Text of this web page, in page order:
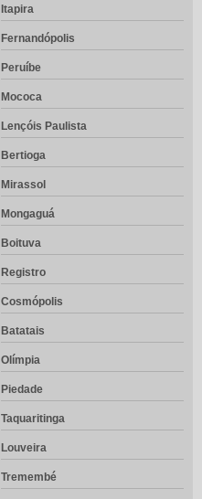
Itapira
Fernandópolis
Peruíbe
Mococa
Lençóis Paulista
Bertioga
Mirassol
Mongaguá
Boituva
Registro
Cosmópolis
Batatais
Olímpia
Piedade
Taquaritinga
Louveira
Tremembé